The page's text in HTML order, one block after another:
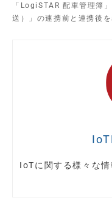
「LogiSTAR 配車管理簿
送）」の連携前と連携後
IoTに関する様々な